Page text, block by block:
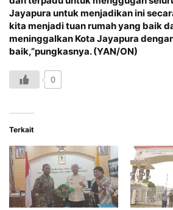
Jayapura untuk menjadikan ini
kita menjadi tuan rumah yang baik
meninggalkan Kota Jayapura
baik,”pungkasnya. (YAN/ON)
0
Terkait